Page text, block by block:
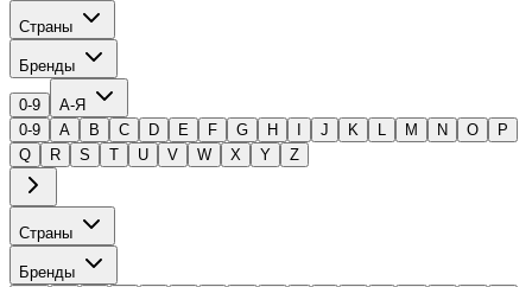
Страны
Бренды
0-9
А-Я
0-9
A B C D E F G H J K L M N O
P
Q
R S T U V W X Y Z
Страны
Бренды